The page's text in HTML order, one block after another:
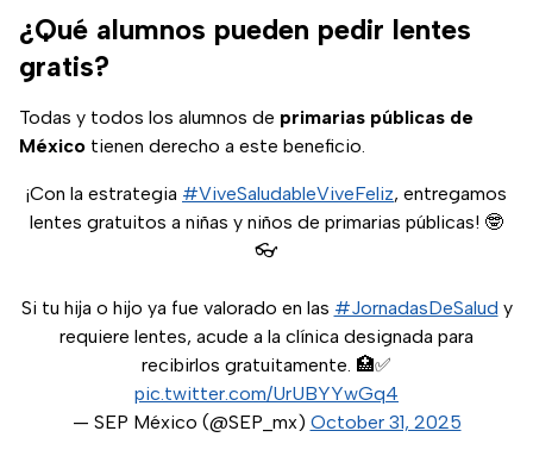
¿Qué alumnos pueden pedir lentes
gratis?
Todas y todos los alumnos de primarias públicas de
México tienen derecho a este beneficio.
¡Con la estrategia #ViveSaludableViveFeliz, entregamos
lentes gratuitos a niñas y niños de primarias públicas! 🤓
👓
Si tu hija o hijo ya fue valorado en las #JornadasDeSalud y
requiere lentes, acude a la clínica designada para
recibirlos gratuitamente. 🏥✅
pic.twitter.com/UrUBYYwGq4
— SEP México (@SEP_mx) October 31, 2025